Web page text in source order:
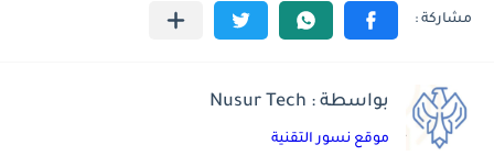
بواسطة : Nusur Tech
موقع نسور التقنية